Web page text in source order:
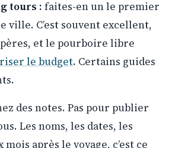
tours : faites-en un le premier
ville. C’est souvent excellent,
et le pourboire libre
le budget. Certains guides
des notes. Pas pour publier
Les noms, les dates, les
mois après le voyage, c’est ce